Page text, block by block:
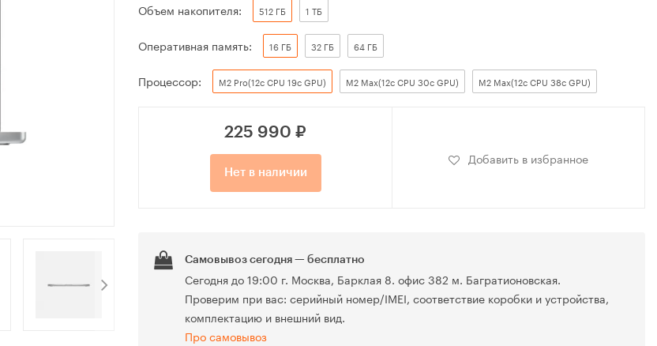
Объем накопителя: 512 ГБ 1 ТБ
Оперативная память: 16 ГБ 32 ГБ 64 ГБ
Процессор: M2 Pro(12c CPU 19c GPU) M2 Max(12c CPU 30c GPU) M2 Max(12c CPU 38c GPU)
225 990 ₽
Нет в наличии
Добавить в избранное
Самовывоз сегодня — бесплатно
Сегодня до 19:00 г. Москва, Барклая 8. офис 382 м. Багратионовская.
Проверим при вас: серийный номер/IMEI, соответствие коробки и устройства,
комплектацию и внешний вид.
Про самовывоз